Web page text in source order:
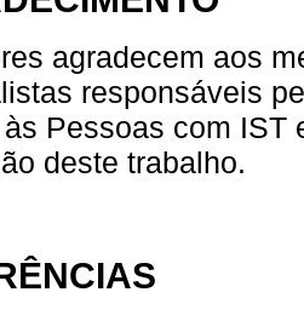
agradecem aos
responsáveis
Pessoas com IST
deste trabalho.